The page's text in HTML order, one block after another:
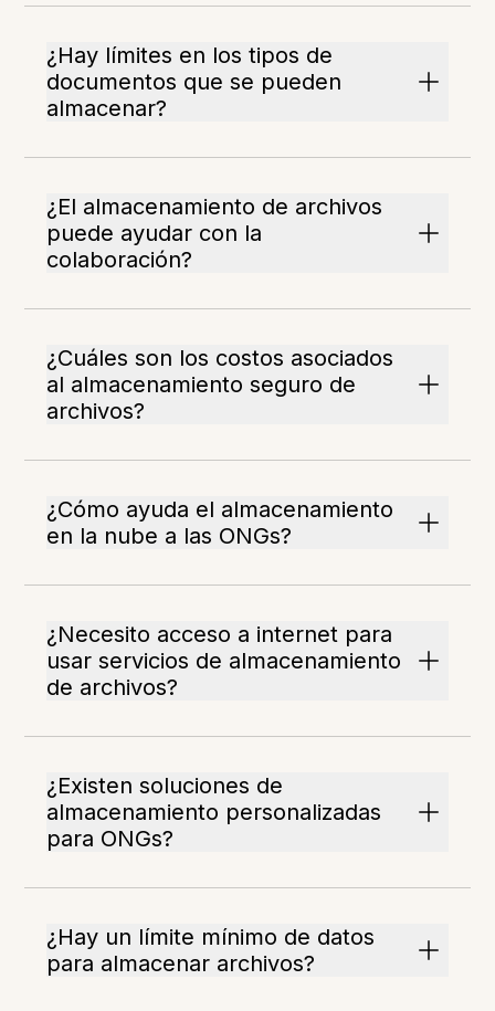
¿Hay límites en los tipos de
documentos que se pueden
almacenar?
¿El almacenamiento de archivos
puede ayudar con la
colaboración?
¿Cuáles son los costos asociados
al almacenamiento seguro de
archivos?
¿Cómo ayuda el almacenamiento
en la nube a las ONGs?
¿Necesito acceso a internet para
usar servicios de almacenamiento
de archivos?
¿Existen soluciones de
almacenamiento personalizadas
para ONGs?
¿Hay un límite mínimo de datos
para almacenar archivos?